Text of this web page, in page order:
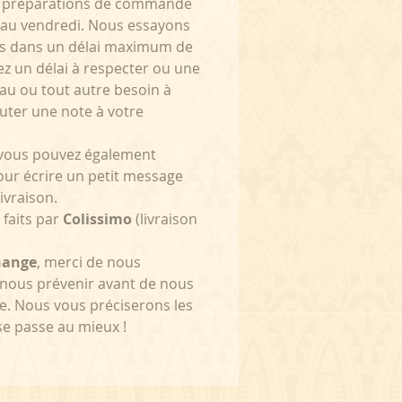
de commande
vendredi. Nous essayons
dans un délai maximum de
un délai à respecter ou une
ou tout autre besoin à
une note à votre
pouvez également
écrire un petit message
faits par Colissimo (livraison
, merci de nous
prévenir avant de nous
Nous vous préciserons les
passe au mieux !